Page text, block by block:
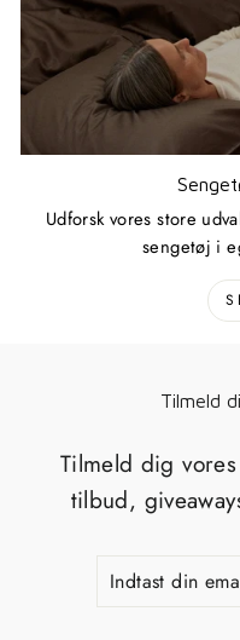
Udforsk vores store
sengetøj i
Tilmeld
Tilmeld dig
tilbud,